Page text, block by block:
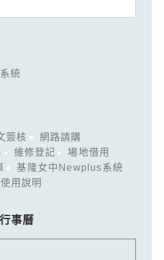
統
簽核
網路請購
維修登記
場地借用
基隆女中Newplus系統
用說明
事曆